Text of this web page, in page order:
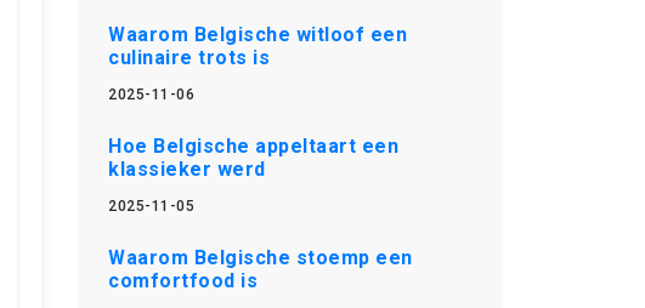
Waarom Belgische witloof een
culinaire trots is
2025-11-06
Hoe Belgische appeltaart een
klassieker werd
2025-11-05
Waarom Belgische stoemp een
comfortfood is